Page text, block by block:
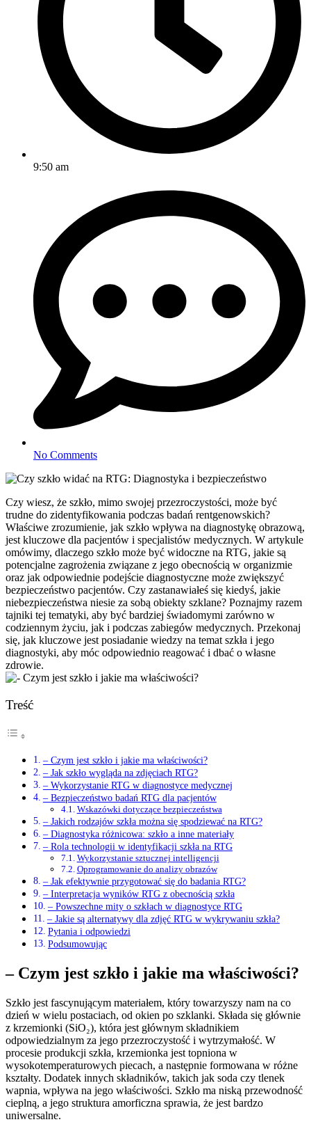
9:50 am
No Comments
Czy wiesz, że szkło, mimo swojej przezroczystości, może być
trudne do zidentyfikowania podczas badań rentgenowskich?
Właściwe zrozumienie, jak szkło wpływa na diagnostykę obrazową,
jest kluczowe dla pacjentów i specjalistów medycznych. W artykule
omówimy, dlaczego szkło może być widoczne na RTG, jakie są
potencjalne zagrożenia związane z jego obecnością w organizmie
oraz jak odpowiednie podejście diagnostyczne może zwiększyć
bezpieczeństwo pacjentów. Czy zastanawiałeś się kiedyś, jakie
niebezpieczeństwa niesie za sobą obiekty szklane? Poznajmy razem
tajniki tej tematyki, aby być bardziej świadomymi zarówno w
codziennym życiu, jak i podczas zabiegów medycznych. Przekonaj
się, jak kluczowe jest posiadanie wiedzy na temat szkła i jego
diagnostyki, aby móc odpowiednio reagować i dbać o własne
zdrowie.
Treść
– Czym jest szkło i jakie ma właściwości?
– Jak szkło wygląda na zdjęciach RTG?
– Wykorzystanie RTG w diagnostyce medycznej
– Bezpieczeństwo badań RTG dla pacjentów
Wskazówki dotyczące bezpieczeństwa
– Jakich rodzajów szkła można się spodziewać na RTG?
– Diagnostyka różnicowa: szkło a inne materiały
– Rola technologii w identyfikacji szkła na RTG
Wykorzystanie sztucznej intelligencji
Oprogramowanie do analizy obrazów
– Jak efektywnie przygotować się do badania RTG?
– Interpretacja wyników RTG z obecnością szkła
– Powszechne mity o szkłach w diagnostyce RTG
– Jakie są alternatywy dla zdjęć RTG w wykrywaniu szkła?
Pytania i odpowiedzi
Podsumowując
– Czym jest szkło i jakie ma właściwości?
Szkło jest fascynującym materiałem, który towarzyszy nam na co
dzień w wielu postaciach, od okien po szklanki. Składa się głównie
z krzemionki (SiO₂), która jest głównym składnikiem
odpowiedzialnym za jego przezroczystość i wytrzymałość. W
procesie produkcji szkła, krzemionka jest topniona w
wysokotemperaturowych piecach, a następnie formowana w różne
kształty. Dodatek innych składników, takich jak soda czy tlenek
wapnia, wpływa na jego właściwości. Szkło ma niską przewodność
cieplną, a jego struktura amorficzna sprawia, że jest bardzo
uniwersalne.